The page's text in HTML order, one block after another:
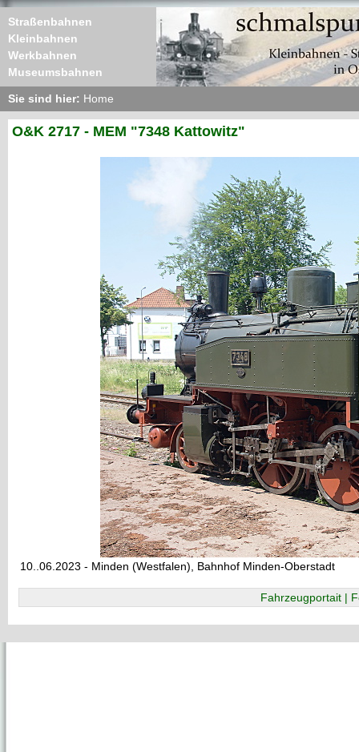
Straßenbahnen
Kleinbahnen
Werkbahnen
Museumsbahnen
Sie sind hier: Home
O&K 2717 - MEM "7348 Kattowitz"
10..06.2023 - Minden (Westfalen), Bahnhof Minden-Oberstadt
Fahrzeugportait |